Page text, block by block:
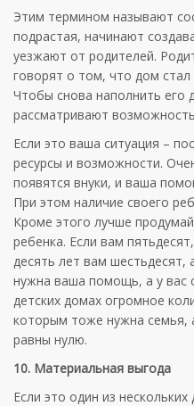
Этим термином называют
подрастая, начинают
уезжают от родителей.
говорят о том, что дом
Чтобы снова наполнить его
рассматривают
Если это ваша ситуация –
ресурсы и возможности.
появятся внуки, и ваша
При этом наличие своего
Кроме этого лучше
ребенка. Если вам
десять лет вам шестьдесят,
нужна ваша помощь, а у вас
детских домах огромное
которым тоже нужна семья,
равны нулю.
10. Материальная выгода
Если это один из